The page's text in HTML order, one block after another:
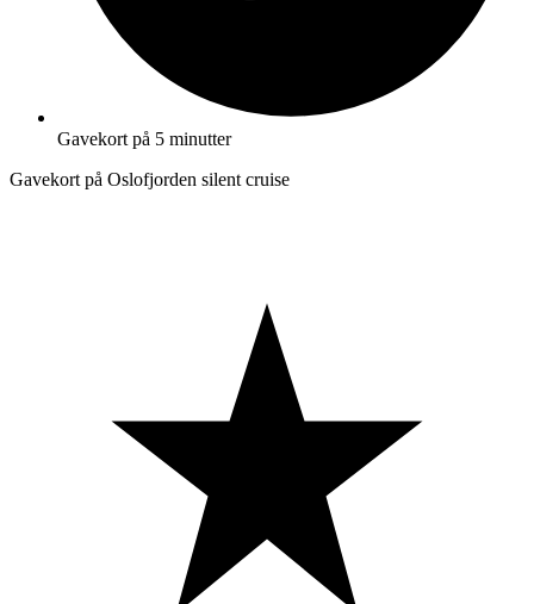
Gavekort på 5 minutter
Gavekort på Oslofjorden silent cruise